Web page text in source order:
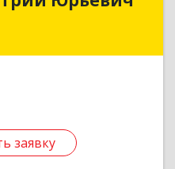
заявку
Респ, Нефтекамск г,
заявку